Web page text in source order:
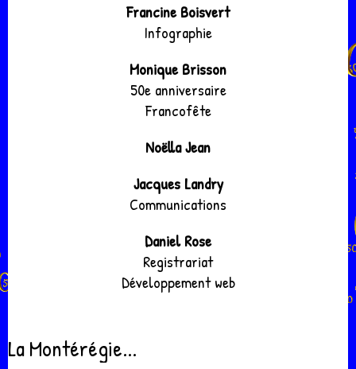
Francine Boisvert
Infographie
Monique Brisson
50e anniversaire
Francofête
Noëlla Jean
Jacques Landry
Communications
Daniel Rose
Registrariat
Développement web
La Montérégie...